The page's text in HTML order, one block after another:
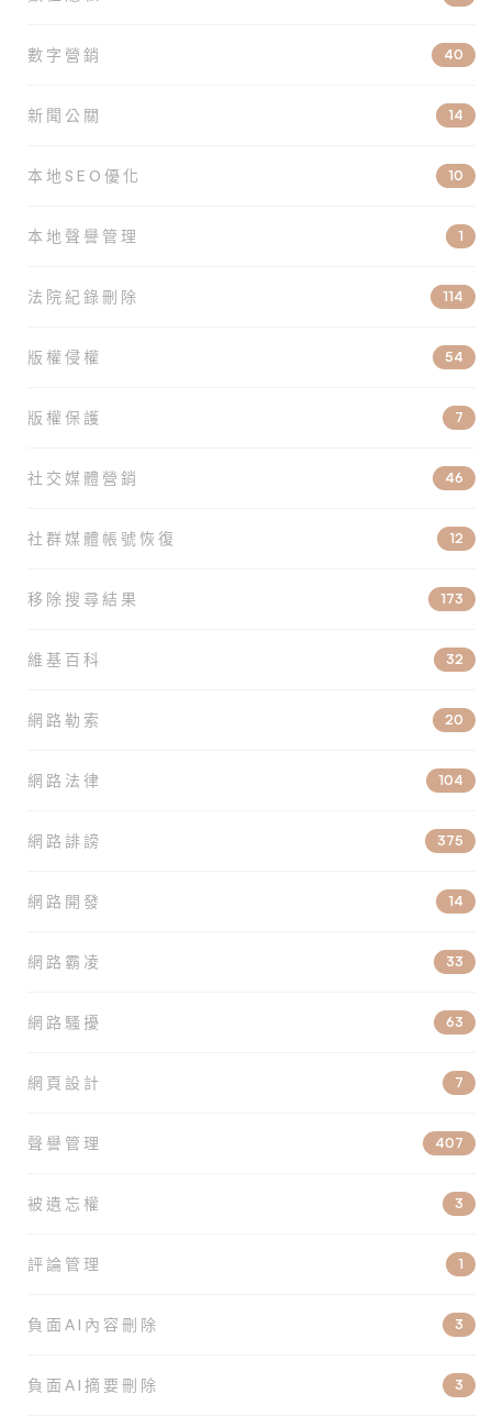
數字營銷 40
新聞公關 14
本地SEO優化 10
本地聲譽管理 1
法院紀錄刪除 114
版權侵權 54
版權保護 7
社交媒體營銷 46
社群媒體帳號恢復 12
移除搜尋結果 173
維基百科 32
網路勒索 20
網路法律 104
網路誹謗 375
網路開發 14
網路霸凌 33
網路騷擾 63
網頁設計 7
聲譽管理 407
被遺忘權 3
評論管理 1
負面AI內容刪除 3
負面AI摘要刪除 3